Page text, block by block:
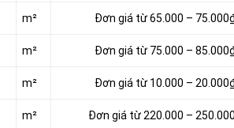
m² Đơn giá từ 65.000 –
m² Đơn giá từ 75.000 –
m² Đơn giá từ 10.000 –
m² Đơn giá từ 220.000 –